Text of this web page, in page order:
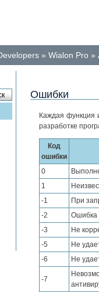
» Wialon Pro »
Ошибки
Каждая функция
разработке
Код
ошибки
0
1
-1
При
-2
Ошибка
-3
Не
-5
Не
-6
Не
-7